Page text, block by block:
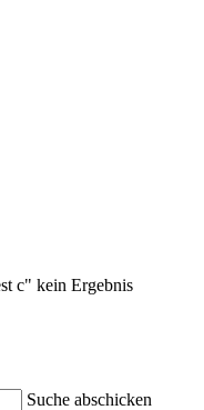
c" kein Ergebnis
Suche abschicken